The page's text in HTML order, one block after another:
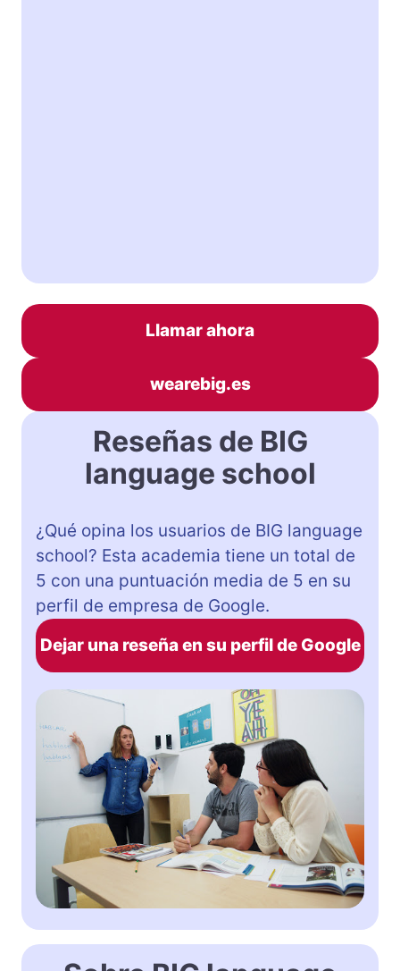
Llamar ahora
wearebig.es
Reseñas de BIG
language school
¿Qué opina los usuarios de BIG language
school? Esta academia tiene un total de
5 con una puntuación media de 5 en su
perfil de empresa de Google.
Dejar una reseña en su perfil de Google